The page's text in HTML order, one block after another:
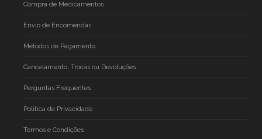
Compra de Medicamentos
Envio de Encomendas
Métodos de Pagamento
Cancelamento, Trocas ou Devoluções
Perguntas Frequentes
Politica de Privacidade
Termos e Condições